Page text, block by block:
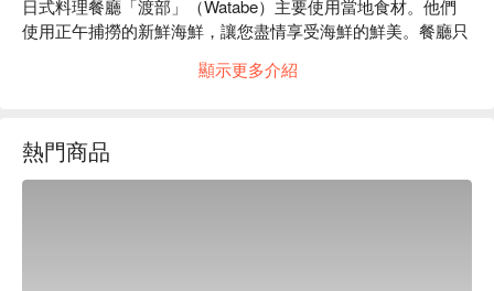
日式料理餐廳「渡部」（Watabe）主要使用當地食材。他們
使用正午捕撈的新鮮海鮮，讓您盡情享受海鮮的鮮美。餐廳只
嚐到當季的美味。此外，餐廳也提供以兵庫縣產酒為主的日本
上的包場服務，因此也推薦用於聚會和小型聚會。此外，餐廳
還提供各種套餐，您可以根據預算選擇。菜單會根據庫存情況
顯示更多介紹
熱門商品